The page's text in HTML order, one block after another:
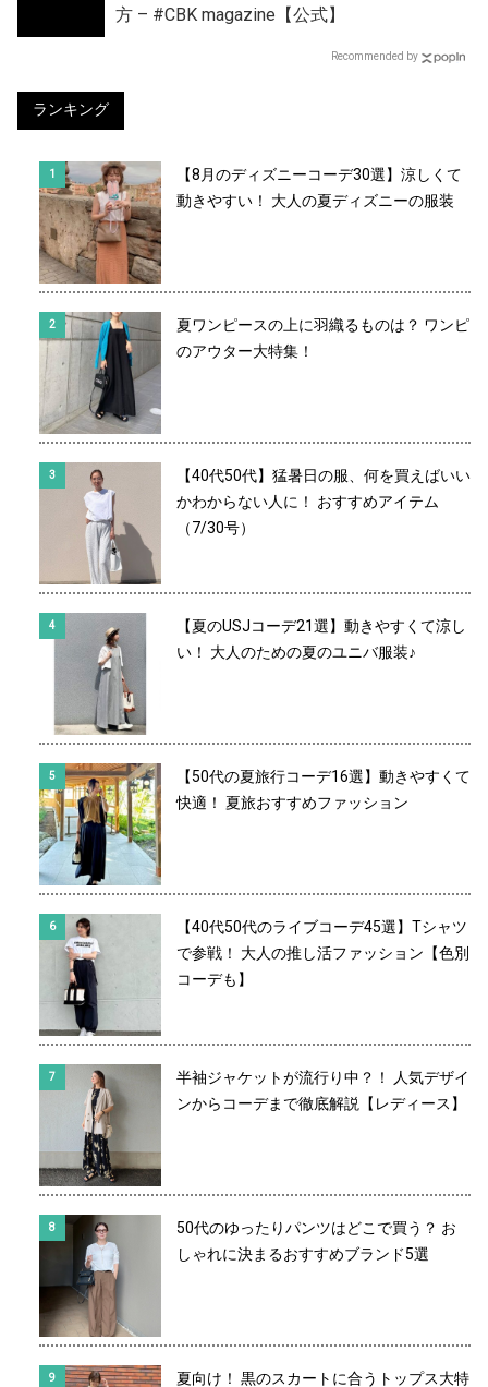
方 – #CBK magazine【公式】
Recommended by
ランキング
【8月のディズニーコーデ30選】涼しくて
動きやすい！ 大人の夏ディズニーの服装
夏ワンピースの上に羽織るものは？ ワンピ
のアウター大特集！
【40代50代】猛暑日の服、何を買えばいい
かわからない人に！ おすすめアイテム
（7/30号）
【夏のUSJコーデ21選】動きやすくて涼し
い！ 大人のための夏のユニバ服装♪
【50代の夏旅行コーデ16選】動きやすくて
快適！ 夏旅おすすめファッション
【40代50代のライブコーデ45選】Tシャツ
で参戦！ 大人の推し活ファッション【色別
コーデも】
半袖ジャケットが流行り中？！ 人気デザイ
ンからコーデまで徹底解説【レディース】
50代のゆったりパンツはどこで買う？ お
しゃれに決まるおすすめブランド5選
夏向け！ 黒のスカートに合うトップス大特